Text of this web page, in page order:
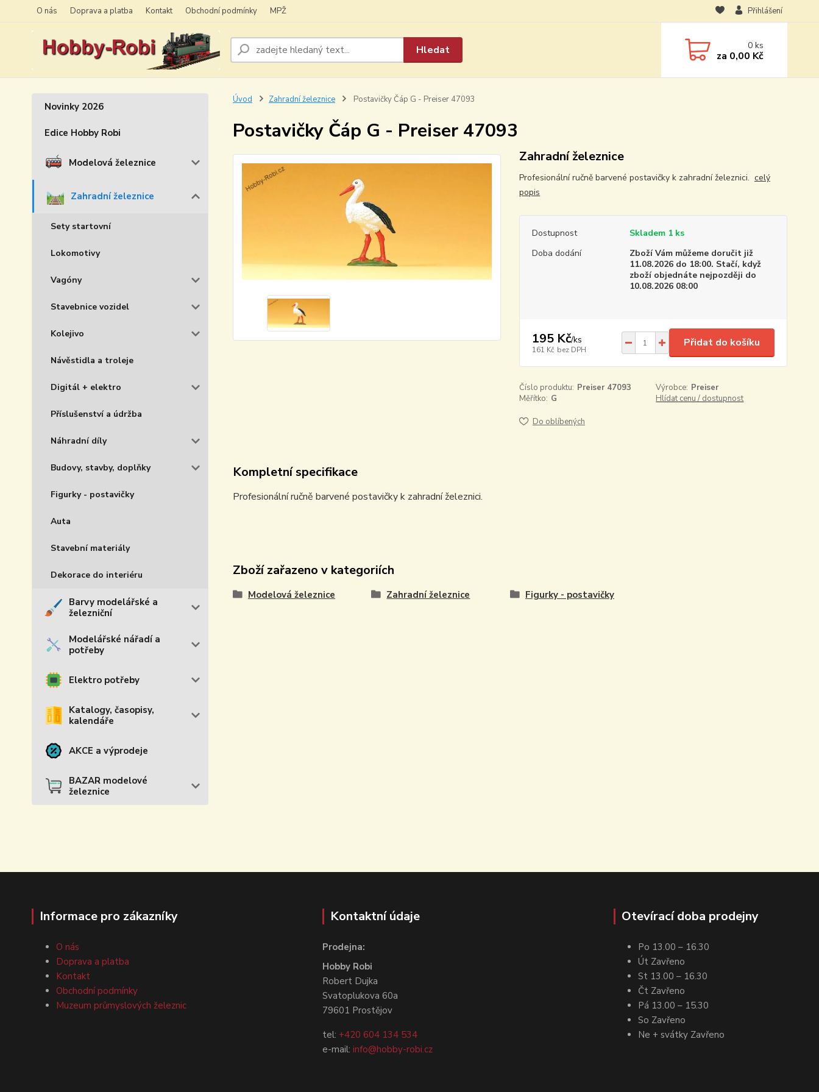
O nás Doprava a platba Kontakt Obchodní podmínky MPŽ Přihlášení
Hledat 0ks
za 0,00 Kč
Novinky 2026
Edice Hobby Robi
Modelová železnice
Zahradní železnice
Sety startovní
Lokomotivy
Vagóny
Stavebnice vozidel
Kolejivo
Návěstidla a troleje
Digitál + elektro
Příslušenství a údržba
Náhradní díly
Budovy, stavby, doplňky
Figurky - postavičky
Auta
Stavební materiály
Dekorace do interiéru
Barvy modelářské a
železniční
Modelářské nářadí a
potřeby
Elektro potřeby
Katalogy, časopisy,
kalendáře
AKCE a výprodeje
BAZAR modelové
železnice
Úvod Zahradní železnice Postavičky Čáp G - Preiser 47093
Postavičky Čáp G - Preiser 47093
Zahradní železnice
Profesionální ručně barvené postavičky k zahradní železnici. celý
popis
Dostupnost
Skladem 1 ks
Doba dodání
Zboží Vám můžeme doručit již
11.08.2026 do 18:00. Stačí, když
zboží objednáte nejpozději do
10.08.2026 08:00
195 Kč/ks
161 Kč bez DPH
Přidat do košíku
Číslo produktu: Preiser 47093 Výrobce: Preiser
Měřítko: G Hlídat cenu / dostupnost
Do oblíbených
Kompletní specifikace
Profesionální ručně barvené postavičky k zahradní železnici.
Zboží zařazeno v kategoriích
Modelová železnice Zahradní železnice Figurky - postavičky
Informace pro zákazníky
O nás
Doprava a platba
Kontakt
Obchodní podmínky
Muzeum průmyslových železnic
Kontaktní údaje
Prodejna:
Hobby Robi
Robert Dujka
Svatoplukova 60a
79601 Prostějov
tel: +420 604 134 534
e-mail:info@hobby-robi.cz
Otevírací doba prodejny
Po 13.00 – 16.30
Út Zavřeno
St 13.00 – 16.30
Čt Zavřeno
Pá 13.00 – 15.30
So Zavřeno
Ne + svátky Zavřeno